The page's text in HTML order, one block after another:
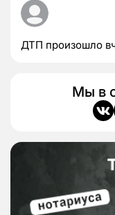
ДТП произошло
Мы в